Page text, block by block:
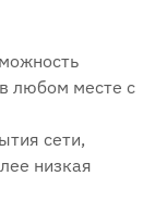
любом месте с
сети,
низкая